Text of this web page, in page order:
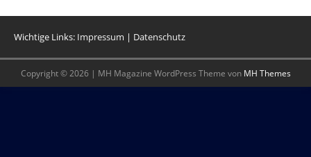
Wichtige Links: Impressum | Datenschutz
Copyright © 2026 | MH Magazine WordPress Theme von MH Themes